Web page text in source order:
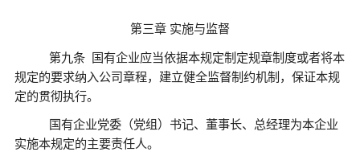
第三章 实施与监督
第九条
国有企业应当依据本规定制定规章制度或者将本
规定的要求纳入公司章程，建立健全监督制约机制，保证本规
定的贯彻执行。
国有企业党委（党组）书记、董事长、总经理为本企业
实施本规定的主要责任人。